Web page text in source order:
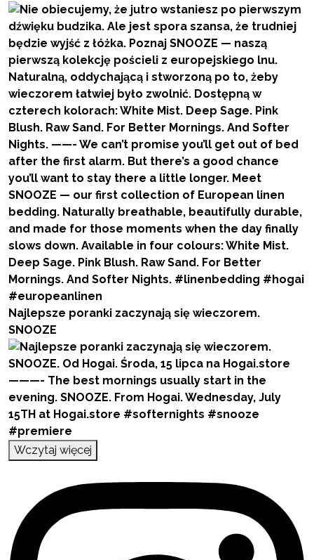
Najlepsze poranki zaczynają się wieczorem.
SNOOZE
Wczytaj więcej